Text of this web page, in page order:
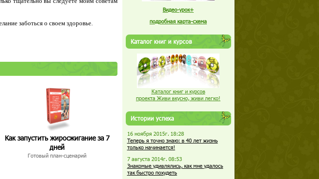
заботься о своем здоровье.
Как запустить жиросжигание за 7
дней
Готовый план-сценарий
Видео-урок+
подробная карта-схема
Каталог книг и курсов
Каталог книг и курсов
проекта Живи вкусно, живи легко!
Истории успеха
16 ноября 2015г. 18:28
Теперь я точно знаю: в 40 лет жизнь
только начинается!
7 августа 2014г. 08:53
Знакомые удивлялись, как мне удалось
так быстро похудеть